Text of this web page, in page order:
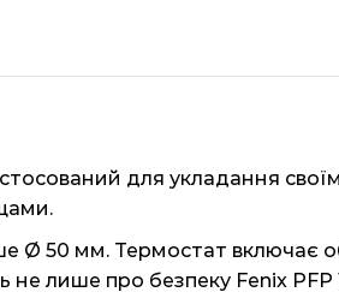
для укладання
Ø 50 мм. Термостат включає
не лише про безпеку Fenix ​​PFP